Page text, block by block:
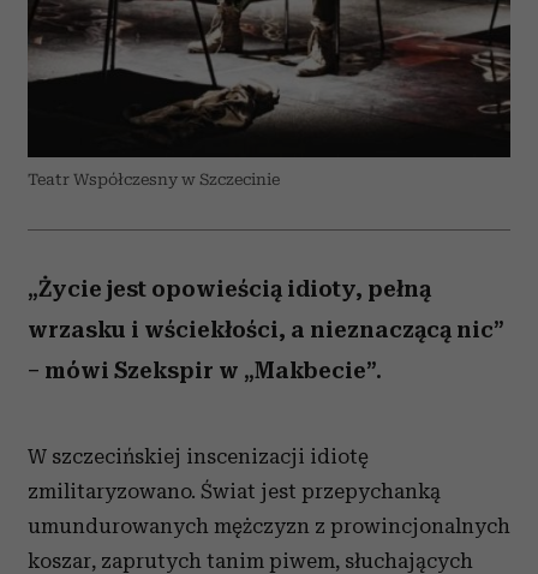
Teatr Współczesny w Szczecinie
„Życie jest opowieścią idioty, pełną
wrzasku i wściekłości, a nieznaczącą nic”
– mówi Szekspir w „Makbecie”.
W szczecińskiej inscenizacji idiotę
zmilitaryzowano. Świat jest przepychanką
umundurowanych mężczyzn z prowincjonalnych
koszar, zaprutych tanim piwem, słuchających